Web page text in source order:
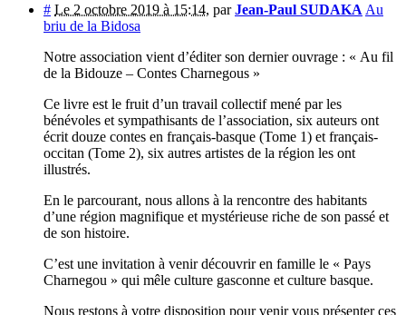
# Le 2 octobre 2019 à 15:14, parJean-Paul SUDAKA Au
briu de la Bidosa
Notre association vient d’éditer son dernier ouvrage : « Au fil
de la Bidouze – Contes Charnegous »
Ce livre est le fruit d’un travail collectif mené par les
bénévoles et sympathisants de l’association, six auteurs ont
écrit douze contes en français-basque (Tome 1) et français-
occitan (Tome 2), six autres artistes de la région les ont
illustrés.
En le parcourant, nous allons à la rencontre des habitants
d’une région magnifique et mystérieuse riche de son passé et
de son histoire.
C’est une invitation à venir découvrir en famille le « Pays
Charnegou » qui mêle culture gasconne et culture basque.
Nous restons à votre disposition pour venir vous présenter ces